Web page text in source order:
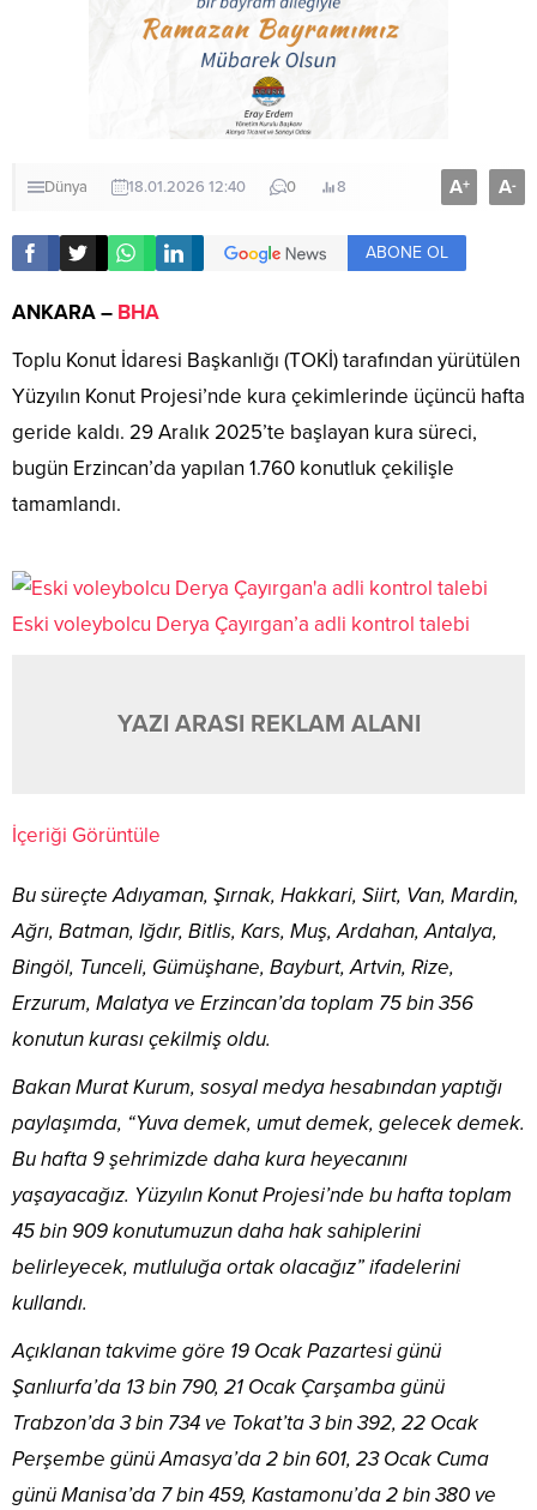
Dünya 18.01.2026 12:40 0 8 A+ A-
ABONE OL
ANKARA – BHA
Toplu Konut İdaresi Başkanlığı (TOKİ) tarafından yürütülen
Yüzyılın Konut Projesi’nde kura çekimlerinde üçüncü hafta
geride kaldı. 29 Aralık 2025’te başlayan kura süreci,
bugün Erzincan’da yapılan 1.760 konutluk çekilişle
tamamlandı.
Eski voleybolcu Derya Çayırgan’a adli kontrol talebi
YAZI ARASI REKLAM ALANI
İçeriği Görüntüle
Bu süreçte Adıyaman, Şırnak, Hakkari, Siirt, Van, Mardin,
Ağrı, Batman, Iğdır, Bitlis, Kars, Muş, Ardahan, Antalya,
Bingöl, Tunceli, Gümüşhane, Bayburt, Artvin, Rize,
Erzurum, Malatya ve Erzincan’da toplam 75 bin 356
konutun kurası çekilmiş oldu.
Bakan Murat Kurum, sosyal medya hesabından yaptığı
paylaşımda, “Yuva demek, umut demek, gelecek demek.
Bu hafta 9 şehrimizde daha kura heyecanını
yaşayacağız. Yüzyılın Konut Projesi’nde bu hafta toplam
45 bin 909 konutumuzun daha hak sahiplerini
belirleyecek, mutluluğa ortak olacağız” ifadelerini
kullandı.
Açıklanan takvime göre 19 Ocak Pazartesi günü
Şanlıurfa’da 13 bin 790, 21 Ocak Çarşamba günü
Trabzon’da 3 bin 734 ve Tokat’ta 3 bin 392, 22 Ocak
Perşembe günü Amasya’da 2 bin 601, 23 Ocak Cuma
günü Manisa’da 7 bin 459, Kastamonu’da 2 bin 380 ve